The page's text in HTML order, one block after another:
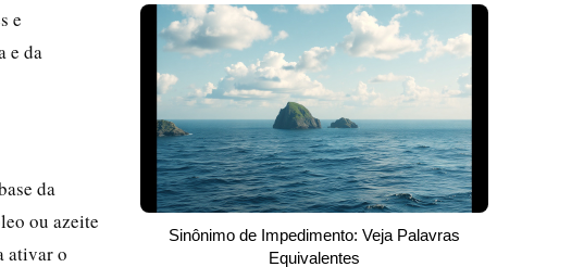
e
e da
da
ou azeite
ativar o
Sinônimo de Impedimento: Veja Palavras
Equivalentes